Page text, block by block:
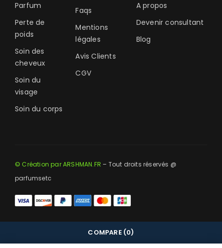
A propos
Devenir consultant
Blog
Faqs
Mentions
légales
Avis Clients
CGV
Parfum
Perte de
poids
Soin des
cheveux
Soin du
visage
Soin du corps
© Création par ARSHMAN.FR – Tout droits réservés @
parfumsetc
COMPARE (0)